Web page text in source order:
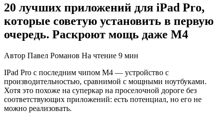
20 лучших приложений для iPad Pro,
которые советую установить в первую
очередь. Раскроют мощь даже M4
Автор Павел Романов На чтение 9 мин
IPad Pro с последним чипом M4 — устройство с
производительностью, сравнимой с мощными ноутбуками.
Хотя это похоже на суперкар на проселочной дороге без
соответствующих приложений: есть потенциал, но его не
можно реализовать.